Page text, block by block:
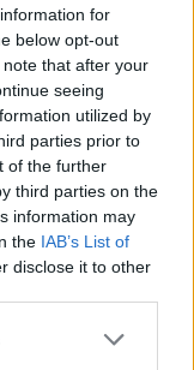
for
below opt-out
that after your
seeing
utilized by
parties prior to
of the further
third parties on the
information may
the IAB’s List of
disclose it to other